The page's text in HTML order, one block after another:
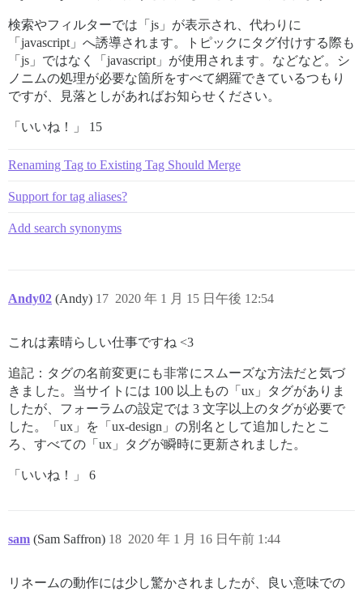
検索やフィルターでは「js」が表示され、代わりに
「javascript」へ誘導されます。トピックにタグ付けする際も
「js」ではなく「javascript」が使用されます。などなど。シ
ノニムの処理が必要な箇所をすべて網羅できているつもり
ですが、見落としがあればお知らせください。
「いいね！」 15
Renaming Tag to Existing Tag Should Merge
Support for tag aliases?
Add search synonyms
Andy02 (Andy) 2020 年 1 月 15 日午後 12:54
17
これは素晴らしい仕事ですね <3
追記：タグの名前変更にも非常にスムーズな方法だと気づ
きました。当サイトには 100 以上もの「ux」タグがありま
したが、フォーラムの設定では 3 文字以上のタグが必要で
した。「ux」を「ux-design」の別名として追加したとこ
ろ、すべての「ux」タグが瞬時に更新されました。
「いいね！」 6
sam (Sam Saffron) 2020 年 1 月 16 日午前 1:44
18
リネームの動作には少し驚かされましたが、良い意味での